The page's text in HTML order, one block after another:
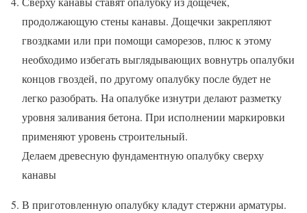
продолжающую стены канавы. Дощечки закрепляют
гвоздками или при помощи саморезов, плюс к этому
необходимо избегать выглядывающих вовнутрь опалубки
концов гвоздей, по другому опалубку после будет не
легко разобрать. На опалубке изнутри делают разметку
уровня заливания бетона. При исполнении маркировки
применяют уровень строительный.
Делаем древесную фундаментную опалубку сверху
канавы
В приготовленную опалубку кладут стержни арматуры.